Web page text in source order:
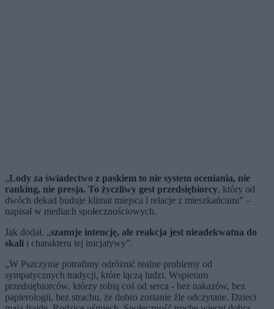
„Lody za świadectwo z paskiem to nie system oceniania, nie
ranking, nie presja. To życzliwy gest przedsiębiorcy, który od
dwóch dekad buduje klimat miejsca i relacje z mieszkańcami” –
napisał w mediach społecznościowych.
Jak dodał, „szanuje intencję, ale reakcja jest nieadekwatna do
skali i charakteru tej inicjatywy”.
„W Pszczynie potrafimy odróżnić realne problemy od
sympatycznych tradycji, które łączą ludzi. Wspieram
przedsiębiorców, którzy robią coś od serca - bez nakazów, bez
papierologii, bez strachu, że dobro zostanie źle odczytane. Dzieci